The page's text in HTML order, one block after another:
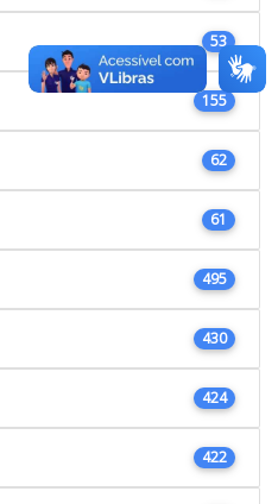
53
155
62
61
495
430
424
422